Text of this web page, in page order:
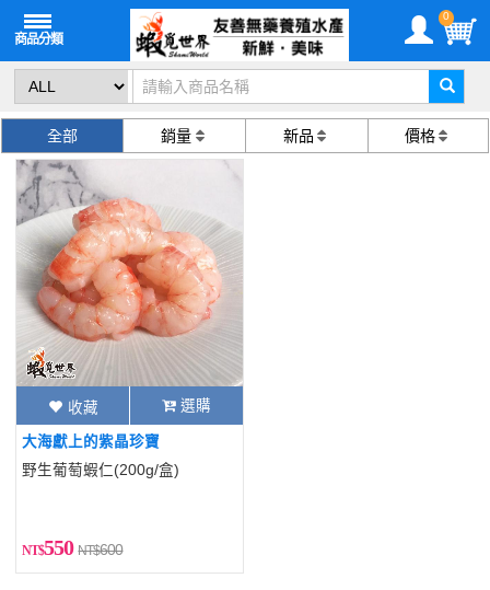
0
全部 銷量 新品 價格
收藏 選購
大海獻上的紫晶珍寶
野生葡萄蝦仁(200g/盒)
550 600